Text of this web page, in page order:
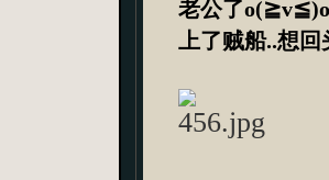
老公了o(≧v≦
上了贼船..想